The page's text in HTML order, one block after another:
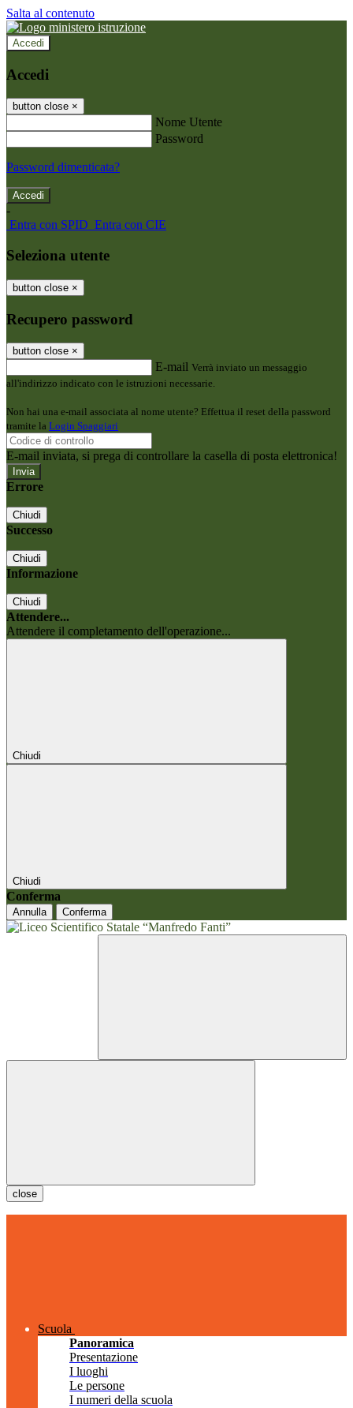
Salta al contenuto
Accedi
Accedi
button close ×
Nome Utente
Password
Password dimenticata?
-
Entra con SPID Entra con CIE
Seleziona utente
button close ×
Recupero password
button close ×
E-mail Verrà inviato un messaggio
all'indirizzo indicato con le istruzioni necessarie.
Non hai una e-mail associata al nome utente? Effettua il reset della password
tramite la Login Spaggiari
E-mail inviata, si prega di controllare la casella di posta elettronica!
Errore
Chiudi
Successo
Chiudi
Informazione
Chiudi
Attendere...
Attendere il completamento dell'operazione...
Chiudi
Chiudi
Conferma
Annulla Conferma
close
Scuola
Panoramica
Presentazione
I luoghi
Le persone
I numeri della scuola